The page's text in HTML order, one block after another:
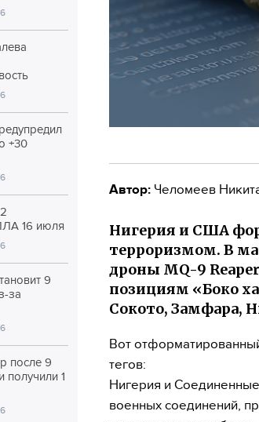
+30
16 июля
9
за
после 9
получили 1
Автор: Челомеев
Нигерия и США
терроризмом. В
дроны MQ-9
позициям «Боко
Сокото, Замфара,
Вот
тегов:
Нигерия и
военных соединений,